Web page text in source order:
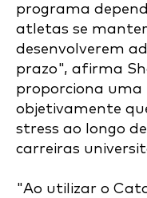
programa
atletas se
desenvolverem
prazo", afirma
proporciona
objetivamente
stress ao longo
carreiras
"Ao utilizar o